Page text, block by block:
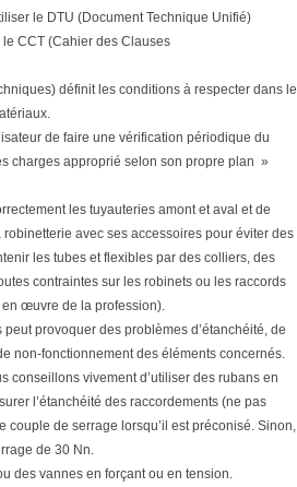
le DTU (Document Technique Unifié)
CCT (Cahier des Clauses
définit les conditions à respecter dans le
de faire une vérification périodique du
charges approprié selon son propre plan »
les tuyauteries amont et aval et de
avec ses accessoires pour éviter des
les tubes et flexibles par des colliers, des
contraintes sur les robinets ou les raccords
œuvre de la profession).
provoquer des problèmes d’étanchéité, de
non-fonctionnement des éléments concernés.
conseillons vivement d’utiliser des rubans en
l’étanchéité des raccordements (ne pas
couple de serrage lorsqu’il est préconisé. Sinon,
de 30 Nn.
des vannes en forçant ou en tension.